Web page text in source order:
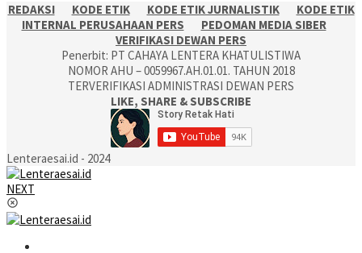
REDAKSI
KODE ETIK KODE ETIK JURNALISTIK
KODE ETIK
INTERNAL PERUSAHAAN PERS
PEDOMAN MEDIA SIBER
VERIFIKASI DEWAN PERS
Penerbit: PT CAHAYA LENTERA KHATULISTIWA
NOMOR AHU – 0059967.AH.01.01. TAHUN 2018
TERVERIFIKASI ADMINISTRASI DEWAN PERS
LIKE, SHARE & SUBSCRIBE
Lenteraesai.id - 2024
NEXT